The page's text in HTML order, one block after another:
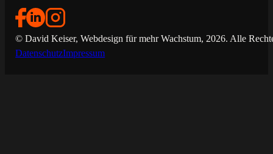
© David Keiser, Webdesign für mehr Wachstum, 2026. Alle
DatenschutzImpressum